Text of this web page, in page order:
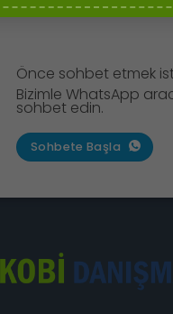
Önce sohbet etmek
Bizimle WhatsApp
sohbet edin.
Sohbete Başla